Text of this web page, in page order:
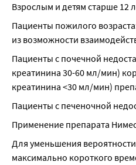
Взрослым и детям старше 12
Пациенты пожилого
из возможности
Пациенты с почечной
креатинина 30-60 мл/мин)
креатинина <30 мл/мин)
Пациенты с печеночной
Применение препарата
Для уменьшения
максимально короткого